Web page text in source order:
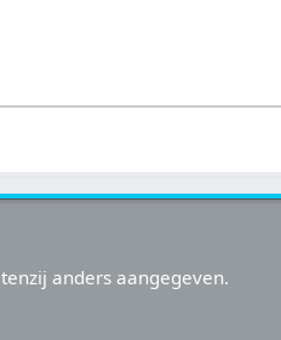
tenzij anders aangegeven.